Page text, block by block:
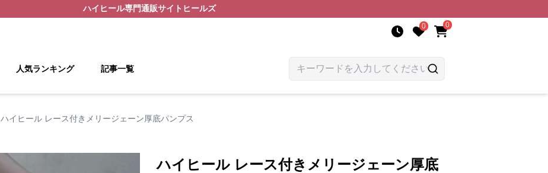
ハイヒール専門通販サイト ヒールズ
0 0
人気ランキング 記事一覧
ハイヒール レース付きメリージェーン厚底パンプス
ハイヒール レース付きメリージェーン厚底